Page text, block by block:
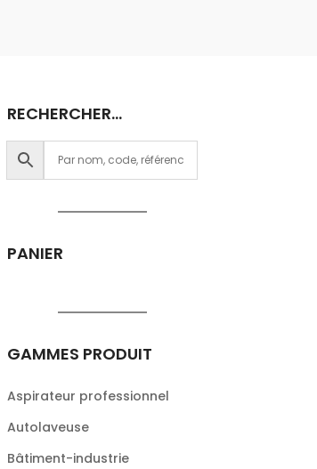
RECHERCHER…
PANIER
GAMMES PRODUIT
Aspirateur professionnel
Autolaveuse
Bâtiment-industrie